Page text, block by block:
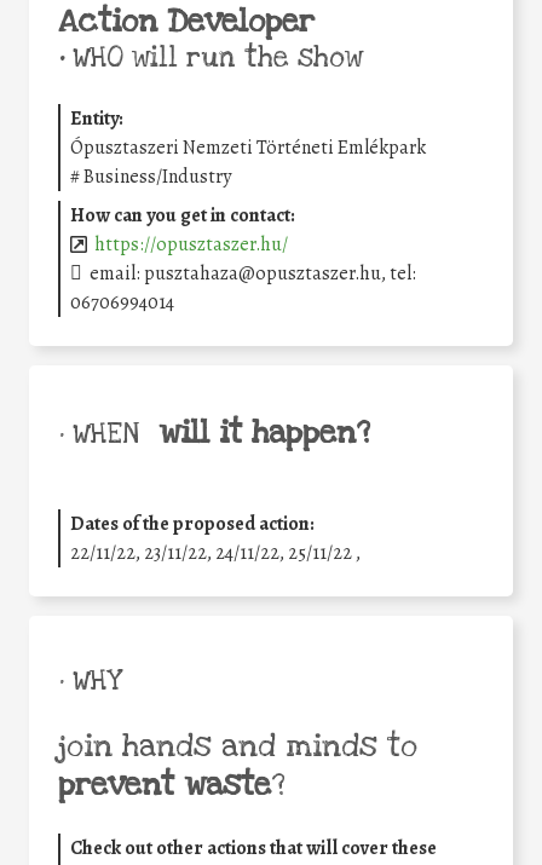
Action Developer
•WHO will run the show
Entity:
Ópusztaszeri Nemzeti Történeti Emlékpark
#Business/Industry
How can you get in contact:
https://opusztaszer.hu/
email: pusztahaza@opusztaszer.hu, tel:
06706994014
• WHEN will it happen?
Dates of the proposed action:
22/11/22, 23/11/22, 24/11/22, 25/11/22 ,
• WHY
join hands and minds to
prevent waste?
Check out other actions that will cover these